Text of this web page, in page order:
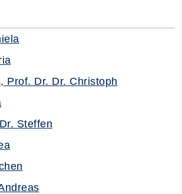
Prof. Dr. Dr. Christoph
Steffen